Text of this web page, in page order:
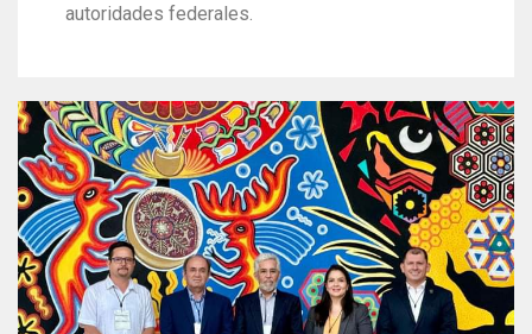
autoridades federales.